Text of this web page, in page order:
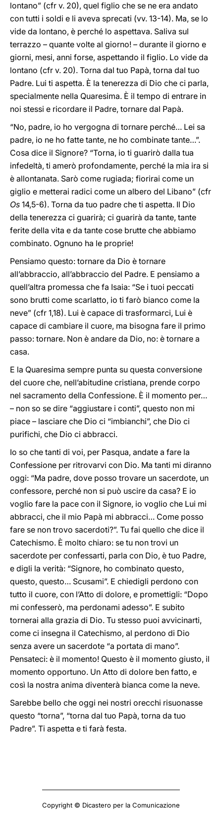
lontano” (cfr v. 20), quel figlio che se ne era andato
con tutti i soldi e li aveva sprecati (vv. 13-14). Ma, se lo
vide da lontano, è perché lo aspettava. Saliva sul
terrazzo – quante volte al giorno! – durante il giorno e
giorni, mesi, anni forse, aspettando il figlio. Lo vide da
lontano (cfr v. 20). Torna dal tuo Papà, torna dal tuo
Padre. Lui ti aspetta. È la tenerezza di Dio che ci parla,
specialmente nella Quaresima. È il tempo di entrare in
noi stessi e ricordare il Padre, tornare dal Papà.
“No, padre, io ho vergogna di tornare perché… Lei sa
padre, io ne ho fatte tante, ne ho combinate tante…”.
Cosa dice il Signore? “Torna, io ti guarirò dalla tua
infedeltà, ti amerò profondamente, perché la mia ira si
è allontanata. Sarò come rugiada; fiorirai come un
giglio e metterai radici come un albero del Libano” (cfr
Os 14,5-6). Torna da tuo padre che ti aspetta. Il Dio
della tenerezza ci guarirà; ci guarirà da tante, tante
ferite della vita e da tante cose brutte che abbiamo
combinato. Ognuno ha le proprie!
Pensiamo questo: tornare da Dio è tornare
all’abbraccio, all’abbraccio del Padre. E pensiamo a
quell’altra promessa che fa Isaia: “Se i tuoi peccati
sono brutti come scarlatto, io ti farò bianco come la
neve” (cfr 1,18). Lui è capace di trasformarci, Lui è
capace di cambiare il cuore, ma bisogna fare il primo
passo: tornare. Non è andare da Dio, no: è tornare a
casa.
E la Quaresima sempre punta su questa conversione
del cuore che, nell’abitudine cristiana, prende corpo
nel sacramento della Confessione. È il momento per…
– non so se dire “aggiustare i conti”, questo non mi
piace – lasciare che Dio ci “imbianchi”, che Dio ci
purifichi, che Dio ci abbracci.
Io so che tanti di voi, per Pasqua, andate a fare la
Confessione per ritrovarvi con Dio. Ma tanti mi diranno
oggi: “Ma padre, dove posso trovare un sacerdote, un
confessore, perché non si può uscire da casa? E io
voglio fare la pace con il Signore, io voglio che Lui mi
abbracci, che il mio Papà mi abbracci… Come posso
fare se non trovo sacerdoti?”. Tu fai quello che dice il
Catechismo. È molto chiaro: se tu non trovi un
sacerdote per confessarti, parla con Dio, è tuo Padre,
e digli la verità: “Signore, ho combinato questo,
questo, questo… Scusami”. E chiedigli perdono con
tutto il cuore, con l’Atto di dolore, e promettigli: “Dopo
mi confesserò, ma perdonami adesso”. E subito
tornerai alla grazia di Dio. Tu stesso puoi avvicinarti,
come ci insegna il Catechismo, al perdono di Dio
senza avere un sacerdote “a portata di mano”.
Pensateci: è il momento! Questo è il momento giusto, il
momento opportuno. Un Atto di dolore ben fatto, e
così la nostra anima diventerà bianca come la neve.
Sarebbe bello che oggi nei nostri orecchi risuonasse
questo “torna”, “torna dal tuo Papà, torna da tuo
Padre”. Ti aspetta e ti farà festa.
Copyright © Dicastero per la Comunicazione